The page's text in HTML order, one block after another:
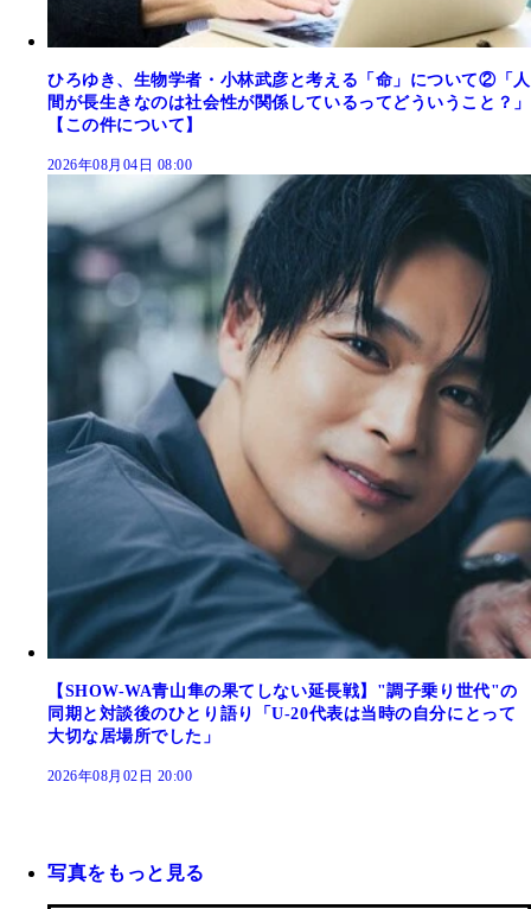
ひろゆき、生物学者・小林武彦と考える「命」について②「人
間が長生きなのは社会性が関係しているってどういうこと？」
【この件について】
2026年08月04日 08:00
【SHOW-WA青山隼の果てしない延長戦】"調子乗り世代"の
同期と対談後のひとり語り「U-20代表は当時の自分にとって
大切な居場所でした」
2026年08月02日 20:00
写真をもっと見る